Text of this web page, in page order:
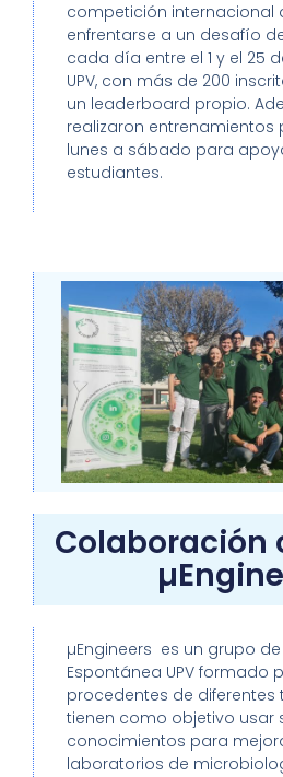
competición internacional
enfrentarse a un desafío
cada día entre el 1 y el 25
UPV, con más de 200
un leaderboard propio.
realizaron entrenamientos
lunes a sábado para
estudiantes.
Colaboración
µEngineers es un grupo
Espontánea UPV formado
procedentes de diferentes
tienen como objetivo usar
conocimientos para
laboratorios de